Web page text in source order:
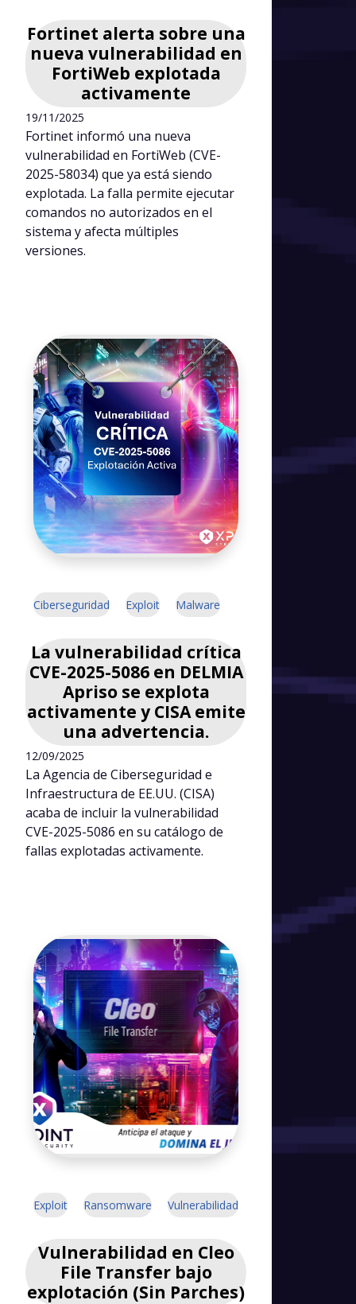
Fortinet alerta sobre una
nueva vulnerabilidad en
FortiWeb explotada
activamente
19/11/2025
Fortinet informó una nueva
vulnerabilidad en FortiWeb (CVE-
2025-58034) que ya está siendo
explotada. La falla permite ejecutar
comandos no autorizados en el
sistema y afecta múltiples
versiones.
Ciberseguridad Exploit Malware
La vulnerabilidad crítica
CVE-2025-5086 en DELMIA
Apriso se explota
activamente y CISA emite
una advertencia.
12/09/2025
La Agencia de Ciberseguridad e
Infraestructura de EE.UU. (CISA)
acaba de incluir la vulnerabilidad
CVE-2025-5086 en su catálogo de
fallas explotadas activamente.
Exploit Ransomware Vulnerabilidad
Vulnerabilidad en Cleo
File Transfer bajo
explotación (Sin Parches)